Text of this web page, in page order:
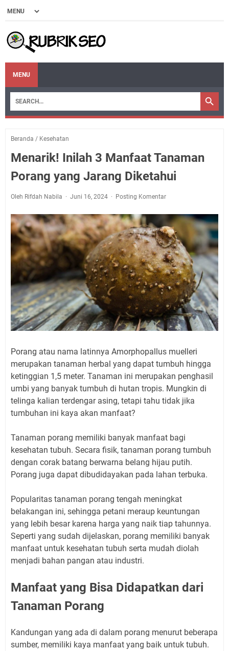
MENU
Beranda / Kesehatan
Menarik! Inilah 3 Manfaat Tanaman
Porang yang Jarang Diketahui
Oleh Rifdah Nabila Juni 16, 2024 Posting Komentar
Porang atau nama latinnya Amorphopallus muelleri
merupakan tanaman herbal yang dapat tumbuh hingga
ketinggian 1,5 meter. Tanaman ini merupakan penghasil
umbi yang banyak tumbuh di hutan tropis. Mungkin di
telinga kalian terdengar asing, tetapi tahu tidak jika
tumbuhan ini kaya akan manfaat?
Tanaman porang memiliki banyak manfaat bagi
kesehatan tubuh. Secara fisik, tanaman porang tumbuh
dengan corak batang berwarna belang hijau putih.
Porang juga dapat dibudidayakan pada lahan terbuka.
Popularitas tanaman porang tengah meningkat
belakangan ini, sehingga petani meraup keuntungan
yang lebih besar karena harga yang naik tiap tahunnya.
Seperti yang sudah dijelaskan, porang memiliki banyak
manfaat untuk kesehatan tubuh serta mudah diolah
menjadi bahan pangan atau industri.
Manfaat yang Bisa Didapatkan dari
Tanaman Porang
Kandungan yang ada di dalam porang menurut beberapa
sumber, memiliki kaya manfaat yang baik untuk tubuh.